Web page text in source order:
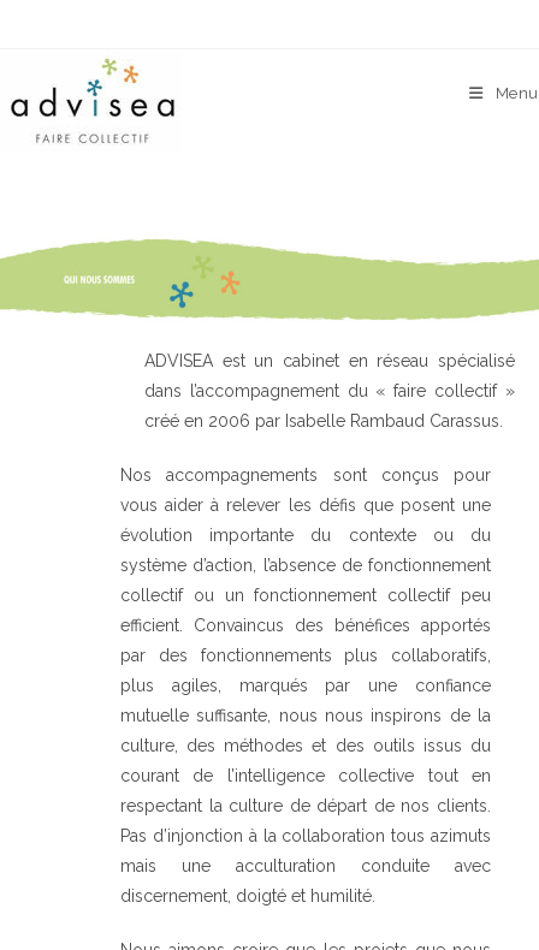
Menu
ADVISEA est un cabinet en réseau spécialisé
dans l’accompagnement du « faire collectif »
créé en 2006 par Isabelle Rambaud Carassus.
Nos accompagnements sont conçus pour
vous aider à relever les défis que posent une
évolution importante du contexte ou du
système d’action, l’absence de fonctionnement
collectif ou un fonctionnement collectif peu
efficient. Convaincus des bénéfices apportés
par des fonctionnements plus collaboratifs,
plus agiles, marqués par une confiance
mutuelle suffisante, nous nous inspirons de la
culture, des méthodes et des outils issus du
courant de l’intelligence collective tout en
respectant la culture de départ de nos clients.
Pas d’injonction à la collaboration tous azimuts
mais une acculturation conduite avec
discernement, doigté et humilité.